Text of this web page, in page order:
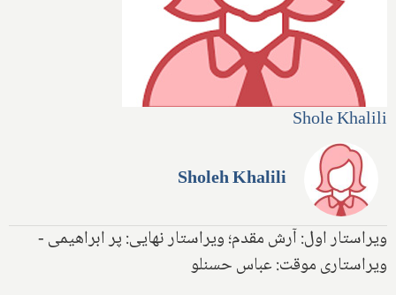
Shole Khalili
Sholeh Khalili
ویراستار اول: آرش مقدم؛ ویراستار نهایی: پر ابراهیمی -
ویراستاری موقت: عباس حسنلو